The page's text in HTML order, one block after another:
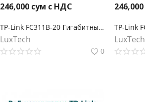
246,000 сум с НДС
TP-Link FC311B-20 Гигабитный медиаконвертер WDM Omada
LuxTech
0
246,000
LuxTech